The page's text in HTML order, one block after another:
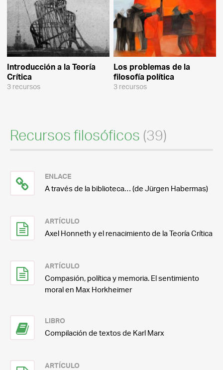
Introducción a la Teoría
Crítica
3 recursos
Los problemas de la
filosofía política
3 recursos
Recursos filosóficos (39)
ENLACE
A través de la biblioteca… (de Jürgen Habermas)
ARTÍCULO
Axel Honneth y el renacimiento de la Teoría Crítica
ARTÍCULO
Compasión, política y memoria. El sentimiento
moral en Max Horkheimer
LIBRO
Compilación de textos de Karl Marx
ARTÍCULO